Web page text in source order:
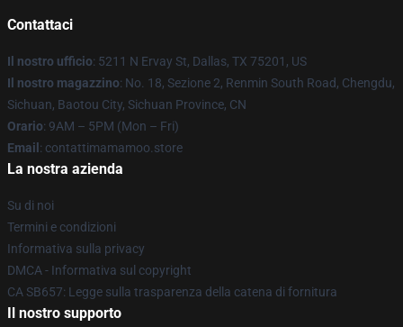
Contattaci
Il nostro ufficio: 5211 N Ervay St, Dallas, TX 75201, US
Il nostro magazzino: No. 18, Sezione 2, Renmin South Road, Chengdu,
Sichuan, Baotou City, Sichuan Province, CN
Orario: 9AM – 5PM (Mon – Fri)
Email : contattimamamoo.store
La nostra azienda
Su di noi
Termini e condizioni
Informativa sulla privacy
DMCA - Informativa sul copyright
CA SB657: Legge sulla trasparenza della catena di fornitura
Il nostro supporto